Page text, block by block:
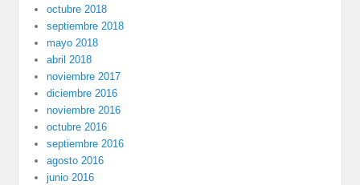
octubre 2018
septiembre 2018
mayo 2018
abril 2018
noviembre 2017
diciembre 2016
noviembre 2016
octubre 2016
septiembre 2016
agosto 2016
junio 2016